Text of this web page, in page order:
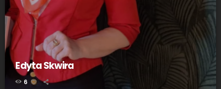
Edyta Skwira
6